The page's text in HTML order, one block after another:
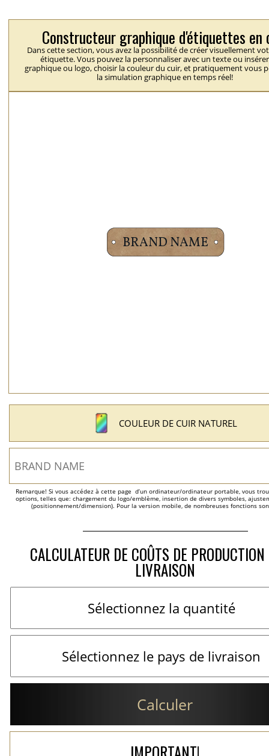
Constructeur graphique d'étiquettes en
Dans cette section, vous avez la possibilité de créer visuellement
étiquette. Vous pouvez la personnaliser avec un texte ou
graphique ou logo, choisir la couleur du cuir, et pratiquement vous
la simulation graphique en temps réel!
COULEUR DE CUIR NATUREL
Remarque! Si vous accédez à cette page  d’un ordinateur/ordinateur portable, vous
options, telles que: chargement du logo/emblème, insertion de divers symboles,
(positionnement/dimension). Pour la version mobile, de nombreuses fonctions
CALCULATEUR DE COÛTS DE
LIVRAISON
Calculer